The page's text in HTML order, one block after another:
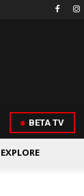
BETA TV
EXPLORE